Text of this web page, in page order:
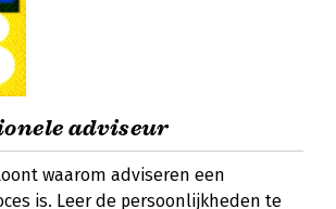
adviseur
waarom adviseren een
is. Leer de persoonlijkheden te